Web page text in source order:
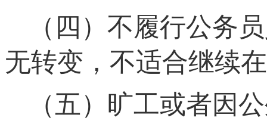
（四）不履行公务
无转变，不适合继续
（五）旷工或者因